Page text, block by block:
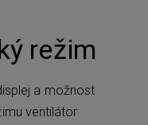
režim
a možnost
ventilátor